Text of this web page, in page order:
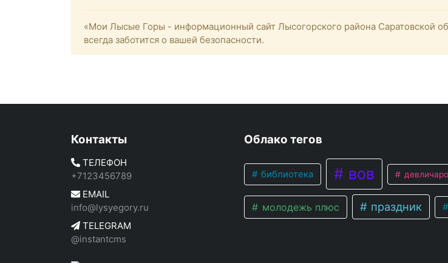
«Мои Лысые Горы - информационный сайт Лысогорского района Саратовской
всегда заботится о вашей безопасности.
Контакты
ТЕЛЕФОН
+7123456789
EMAIL
info@lysyegory.ru
TELEGRAM
@instantcms
Облако тегов
библиотека вов
молодежь плюс праздник